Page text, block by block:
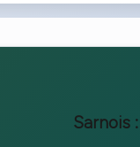
Sarnois